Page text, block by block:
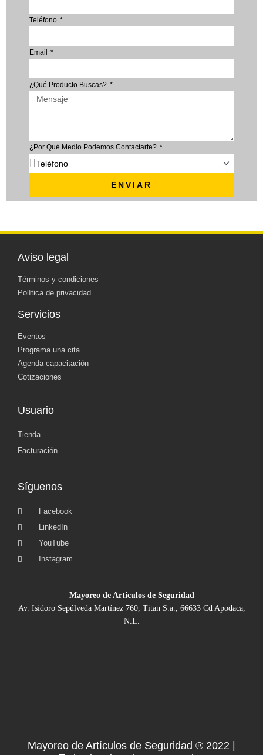
Teléfono
Email
¿Qué Producto Buscas?
¿Por Qué Medio Podemos Contactarte?
ENVIAR
Aviso legal
Términos y condiciones
Política de privacidad
Servicios
Eventos
Programa una cita
Agenda capacitación
Cotizaciones
Usuario
Tienda
Facturación
Síguenos
Facebook
LinkedIn
YouTube
Instagram
Mayoreo de Artículos de Seguridad
Av. Isidoro Sepúlveda Martínez 760, Titan S.a., 66633 Cd Apodaca,
N.L.
Mayoreo de Artículos de Seguridad ® 2022 |